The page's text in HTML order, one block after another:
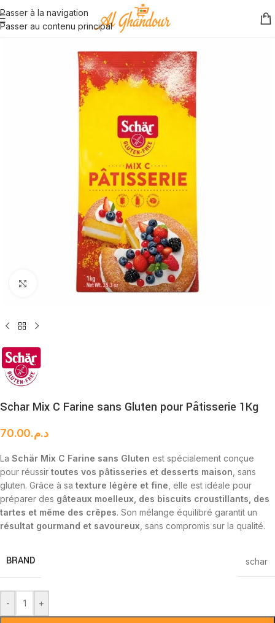
Passer à la navigation
Passer au contenu principal
Cliquez pour agrandir
Schar Mix C Farine sans Gluten pour Pâtisserie 1Kg
د.م.70.00
La Schär Mix C Farine sans Gluten est spécialement conçue
pour réussir toutes vos pâtisseries et desserts maison , sans
gluten. Grâce à sa texture légère et fine , elle est idéale pour
préparer des gâteaux moelleux, des biscuits croustillants, des
tartes et même des crêpes. Son mélange équilibré garantit un
résultat gourmand et savoureux , sans compromis sur la qualité.
BRAND schar
- +